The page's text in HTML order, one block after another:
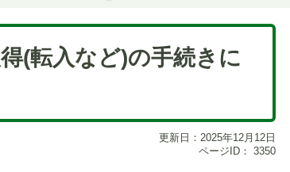
(転入など)の手続きに
更新日：2025年12月12日
ページID： 3350